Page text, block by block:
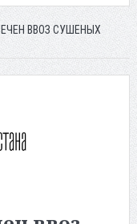
ВВОЗ СУШЕНЫХ